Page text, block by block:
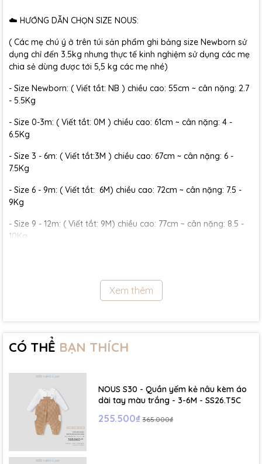
☁️ HƯỚNG DẪN CHỌN SIZE NOUS:
( Các mẹ chú ý ở trên túi sản phẩm ghi bảng size Newborn sử
dụng chỉ đến 3.5kg nhưng thực tế kinh nghiệm sử dụng các mẹ
chia sẻ dùng được tới 5,5 kg các mẹ nhé)
- Size Newborn: ( Viết tắt: NB ) chiều cao: 55cm ~ cân nặng: 2.7
- 5.5Kg
- Size 0-3m: ( Viết tắt: 0M ) chiều cao: 61cm ~ cân nặng: 4 -
6.5Kg
- Size 3 - 6m: ( Viết tắt:3M ) chiều cao: 67cm ~ cân nặng: 6 -
7.5Kg
- Size 6 - 9m: ( Viết tắt: 6M) chiều cao: 72cm ~ cân nặng: 7.5 -
9Kg
- Size 9 - 12m: ( Viết tắt: 9M) chiều cao: 77cm ~ cân nặng: 8.5 -
10Kg
- Size 18 - 24m:( Viết tắt: 18M) chiều cao: 86cm ~ cân nặng: 11.5 -
15Kg
17Kg
- Size 4 - 5Y: ( Viết tắt: 4Y) chiều cao: 107 - 114cm ~ cân nặng: 17
- Size 5 - 6Y: ( Viết tắt: 5Y) chiều cao: 114 - 122cm ~ cân nặng: 19
Xem thêm
CÓ THỂ BẠN THÍCH
NOUS S30 - Quần yếm kẻ nâu kèm áo
dài tay màu trắng - 3-6M - SS26.T5C
255.500₫ 365.000₫